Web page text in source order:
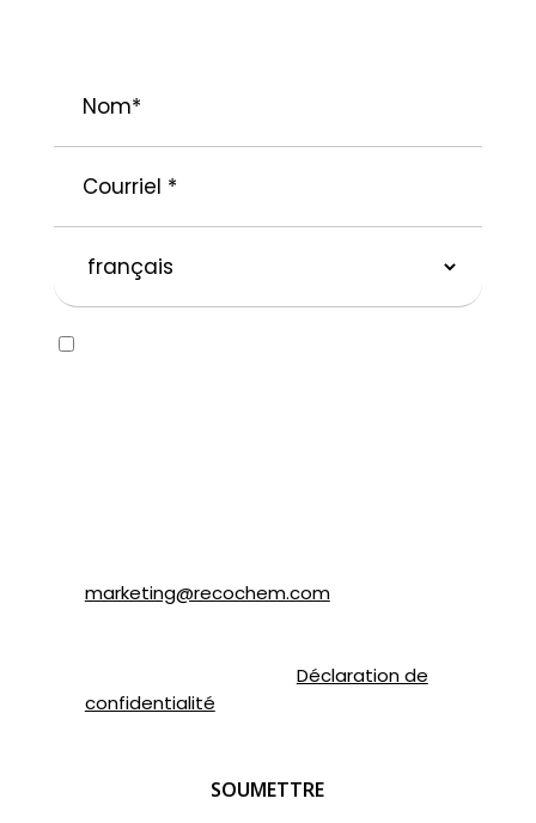
préférée
Consent
marketing@recochem.com.
Déclaration de
confidentialité